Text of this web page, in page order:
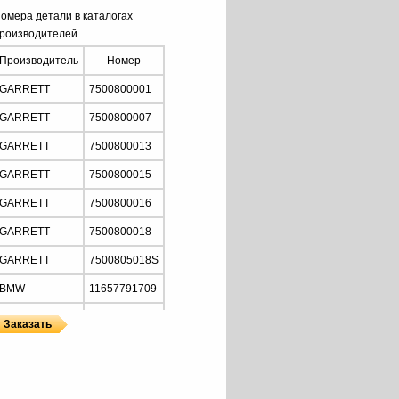
детали в каталогах
Производитель Номер
GARRETT 7500800001
GARRETT 7500800007
GARRETT 7500800013
GARRETT 7500800015
GARRETT 7500800016
GARRETT 7500800018
GARRETT 7500805018S
BMW 11657791709